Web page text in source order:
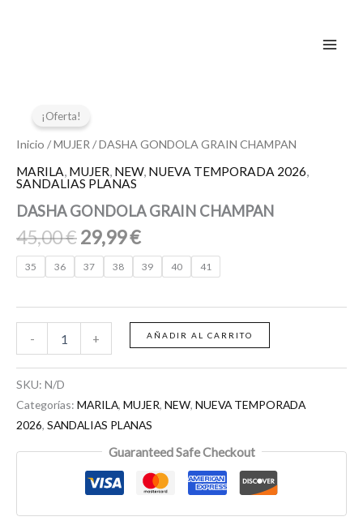
¡Oferta!
Inicio /MUJER / DASHA GONDOLA GRAIN CHAMPAN
MARILA, MUJER, NEW, NUEVA TEMPORADA 2026,
SANDALIAS PLANAS
DASHA GONDOLA GRAIN CHAMPAN
45,00€
original
45,00 €.
29,99€
actual
29,99 €.
35 36 37 38 39 40 41
-
GONDOLA
GRAIN
CHAMPAN
+ AÑADIR AL CARRITO
SKU: N/D
Categorías: MARILA, MUJER, NEW, NUEVA TEMPORADA
2026, SANDALIAS PLANAS
Guaranteed Safe Checkout